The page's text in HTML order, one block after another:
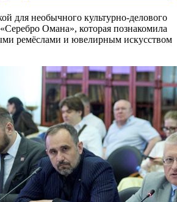
для необычного культурно-делового
Омана», которая познакомила
ремёслами и ювелирным искусством